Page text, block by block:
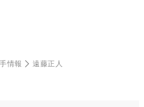
情報 遠藤正人